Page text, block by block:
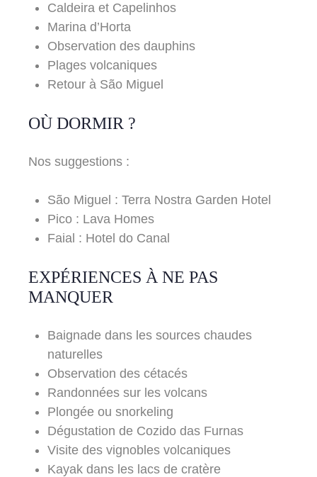
Caldeira et Capelinhos
Marina d’Horta
Observation des dauphins
Plages volcaniques
Retour à São Miguel
OÙ DORMIR ?
Nos suggestions :
São Miguel : Terra Nostra Garden Hotel
Pico : Lava Homes
Faial : Hotel do Canal
EXPÉRIENCES À NE PAS
MANQUER
Baignade dans les sources chaudes
naturelles
Observation des cétacés
Randonnées sur les volcans
Plongée ou snorkeling
Dégustation de Cozido das Furnas
Visite des vignobles volcaniques
Kayak dans les lacs de cratère